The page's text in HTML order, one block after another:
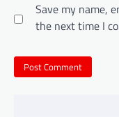
Save my name,
the next time I